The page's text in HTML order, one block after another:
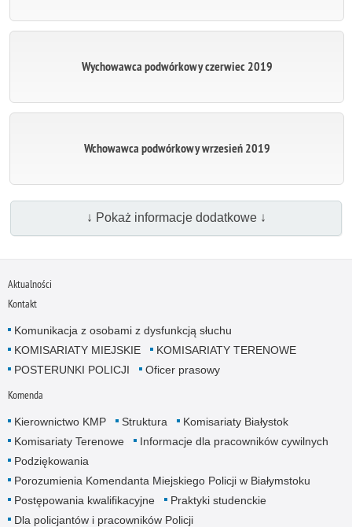
Wychowawca podwórkowy czerwiec 2019
Wchowawca podwórkowy wrzesień 2019
↓ Pokaż informacje dodatkowe ↓
Aktualności
Kontakt
Komunikacja z osobami z dysfunkcją słuchu
KOMISARIATY MIEJSKIE
KOMISARIATY TERENOWE
POSTERUNKI POLICJI
Oficer prasowy
Komenda
Kierownictwo KMP Struktura
Komisariaty Białystok
Komisariaty Terenowe
Informacje dla pracowników cywilnych
Podziękowania
Porozumienia Komendanta Miejskiego Policji w Białymstoku
Postępowania kwalifikacyjne
Praktyki studenckie
Dla policjantów i pracowników Policji